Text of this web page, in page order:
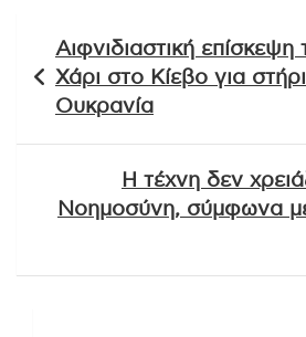
άρθρων
Αιφνιδιαστική επίσκεψη
Χάρι στο Κίεβο για
Ουκρανία
Η τέχνη δεν
Νοημοσύνη, σύμφωνα